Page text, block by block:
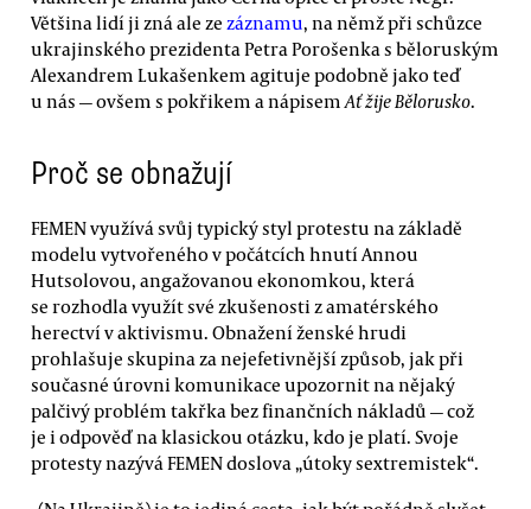
Většina lidí ji zná ale ze záznamu, na němž při schůzce
ukrajinského prezidenta Petra Porošenka s běloruským
Alexandrem Lukašenkem agituje podobně jako teď
u nás — ovšem s pokřikem a nápisem Ať žije Bělorusko.
Proč se obnažují
FEMEN využívá svůj typický styl protestu na základě
modelu vytvořeného v počátcích hnutí Annou
Hutsolovou, angažovanou ekonomkou, která
se rozhodla využít své zkušenosti z amatérského
herectví v aktivismu. Obnažení ženské hrudi
prohlašuje skupina za nejefetivnější způsob, jak při
současné úrovni komunikace upozornit na nějaký
palčivý problém takřka bez finančních nákladů — což
je i odpověď na klasickou otázku, kdo je platí. Svoje
protesty nazývá FEMEN doslova „útoky sextremistek“.